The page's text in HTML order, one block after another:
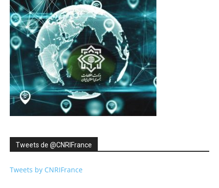
Tweets de ‎@CNRIFrance
Tweets by CNRIFrance